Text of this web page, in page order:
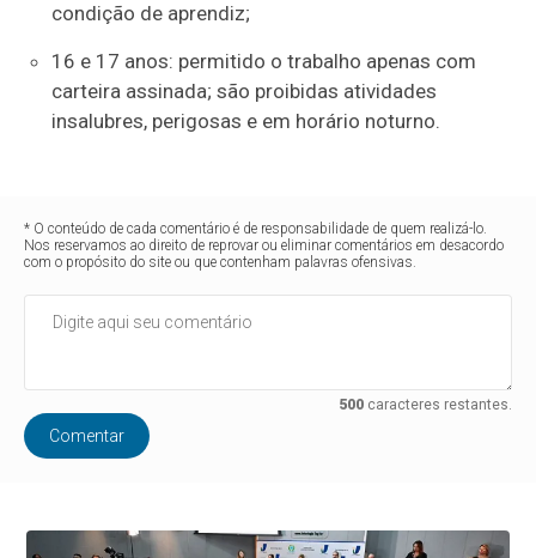
condição de aprendiz;
16 e 17 anos: permitido o trabalho apenas com
carteira assinada; são proibidas atividades
insalubres, perigosas e em horário noturno.
* O conteúdo de cada comentário é de responsabilidade de quem realizá-lo.
Nos reservamos ao direito de reprovar ou eliminar comentários em desacordo
com o propósito do site ou que contenham palavras ofensivas.
500caracteres restantes.
Comentar